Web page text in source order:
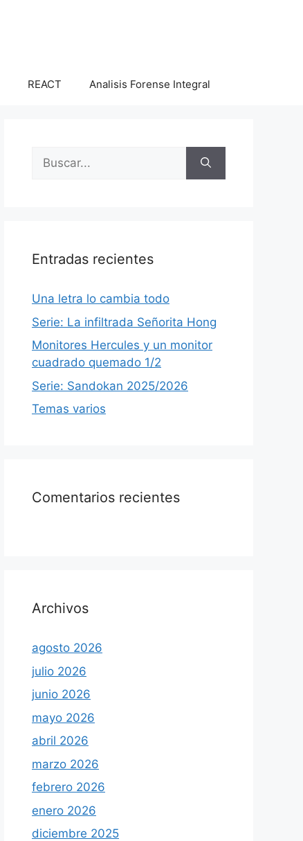
REACT Analisis Forense Integral
Buscar:
Entradas recientes
Una letra lo cambia todo
Serie: La infiltrada Señorita Hong
Monitores Hercules y un monitor
cuadrado quemado 1/2
Serie: Sandokan 2025/2026
Temas varios
Comentarios recientes
Archivos
agosto 2026
julio 2026
junio 2026
mayo 2026
abril 2026
marzo 2026
febrero 2026
enero 2026
diciembre 2025